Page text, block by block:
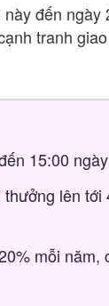
đến
tranh
15:00
lên
mỗi